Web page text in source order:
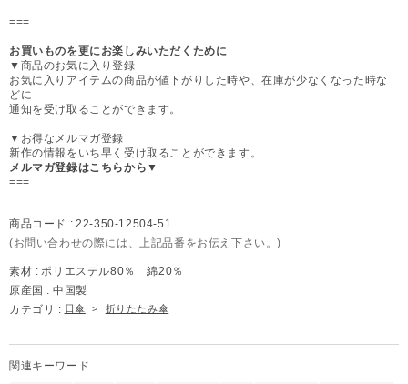
===
お買いものを更にお楽しみいただくために
▼商品のお気に入り登録
お気に入りアイテムの商品が値下がりした時や、在庫が少なくなった時な
どに
通知を受け取ることができます。
▼お得なメルマガ登録
新作の情報をいち早く受け取ることができます。
メルマガ登録はこちらから▼
===
商品コード : 22-350-12504-51
(お問い合わせの際には、上記品番をお伝え下さい。)
素材 : ポリエステル80％ 綿20％
原産国 : 中国製
カテゴリ : 日傘 > 折りたたみ傘
関連キーワード